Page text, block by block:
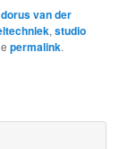
dorus van der
,studio
permalink.